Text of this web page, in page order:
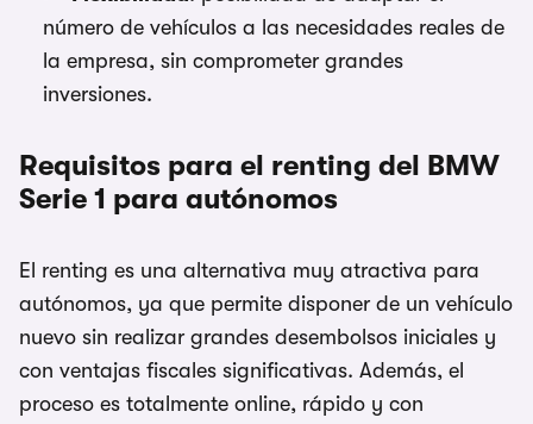
número de vehículos a las necesidades reales de
la empresa, sin comprometer grandes
inversiones.
Requisitos para el renting del BMW
Serie 1 para autónomos
El renting es una alternativa muy atractiva para
autónomos, ya que permite disponer de un vehículo
nuevo sin realizar grandes desembolsos iniciales y
con ventajas fiscales significativas. Además, el
proceso es totalmente online, rápido y con